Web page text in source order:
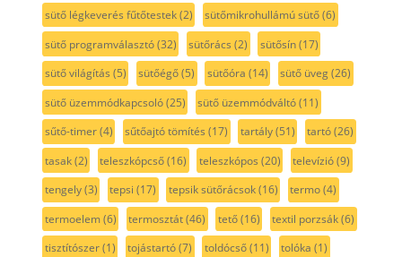
sütő légkeverés fűtőtestek(2) sütőmikrohullámú sütő(6)
sütő programválasztó(32) sütőrács (2) sütősín(17)
sütő világítás (5) sütőégő(5) sütőóra (14) sütő üveg(26)
sütő üzemmódkapcsoló(25) sütő üzemmódváltó(11)
sűtő-timer(4) sűtőajtó tömítés (17) tartály(51) tartó(26)
tasak(2) teleszkópcső(16) teleszkópos (20) televízió(9)
tengely(3) tepsi (17) tepsik sütőrácsok(16) termo(4)
termoelem(6) termosztát(46) tető(16) textil porzsák(6)
tisztítószer(1) tojástartó(7) toldócső(11) tolóka (1)